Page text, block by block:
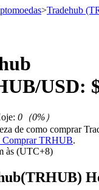
>Tradehub
/USD:
: 0 （0%）
de como comprar
Comprar TRHUB.
às (UTC+8)